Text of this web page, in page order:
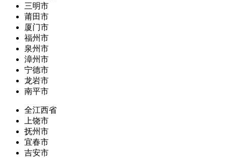
三明市
莆田市
厦门市
福州市
泉州市
漳州市
宁德市
龙岩市
南平市
全江西省
上饶市
抚州市
宜春市
吉安市